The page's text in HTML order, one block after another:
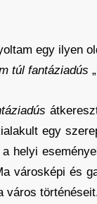
egy ilyen
túl fantáziadús
egy
helyi
városképi és
város